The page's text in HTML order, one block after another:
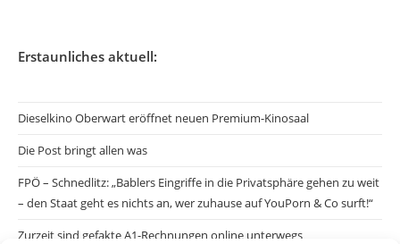
Erstaunliches aktuell:
Dieselkino Oberwart eröffnet neuen Premium-Kinosaal
Die Post bringt allen was
FPÖ – Schnedlitz: „Bablers Eingriffe in die Privatsphäre gehen zu weit
– den Staat geht es nichts an, wer zuhause auf YouPorn & Co surft!“
Zurzeit sind gefakte A1-Rechnungen online unterwegs